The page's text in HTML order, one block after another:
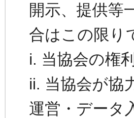
開示、提供等
合はこの限り
i. 当協会の権
ii. 当協会が協
運営・データ